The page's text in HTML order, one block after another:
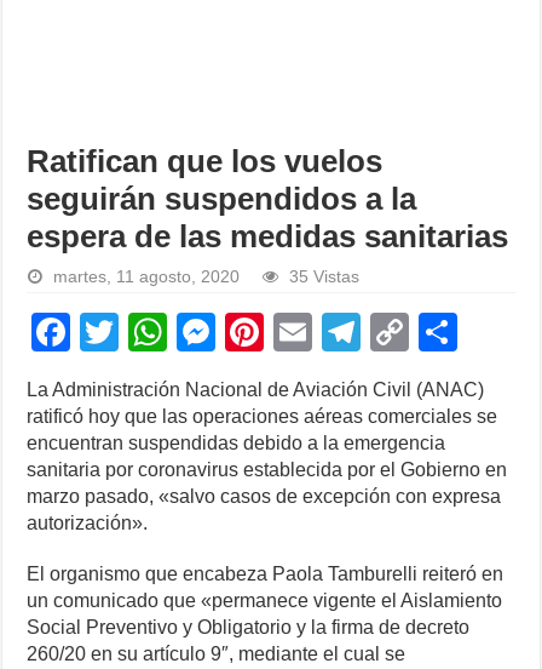
Ratifican que los vuelos
seguirán suspendidos a la
espera de las medidas sanitarias
martes, 11 agosto, 2020 35 Vistas
F
a
c
e
b
o
o
k
T
wi
tt
er
W
h
at
s
A
p
M
e
ss
e
n
er
Pi
nt
er
e
st
E
m
ail
T
el
e
gr
a
C
o
p
y
Li
k
h
ar
La Administración Nacional de Aviación Civil (ANAC)
ratificó hoy que las operaciones aéreas comerciales se
encuentran suspendidas debido a la emergencia
sanitaria por coronavirus establecida por el Gobierno en
marzo pasado, «salvo casos de excepción con expresa
autorización».
El organismo que encabeza Paola Tamburelli reiteró en
un comunicado que «permanece vigente el Aislamiento
Social Preventivo y Obligatorio y la firma de decreto
260/20 en su artículo 9″, mediante el cual se